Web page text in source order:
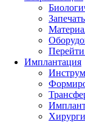
Перейти
Имплантация